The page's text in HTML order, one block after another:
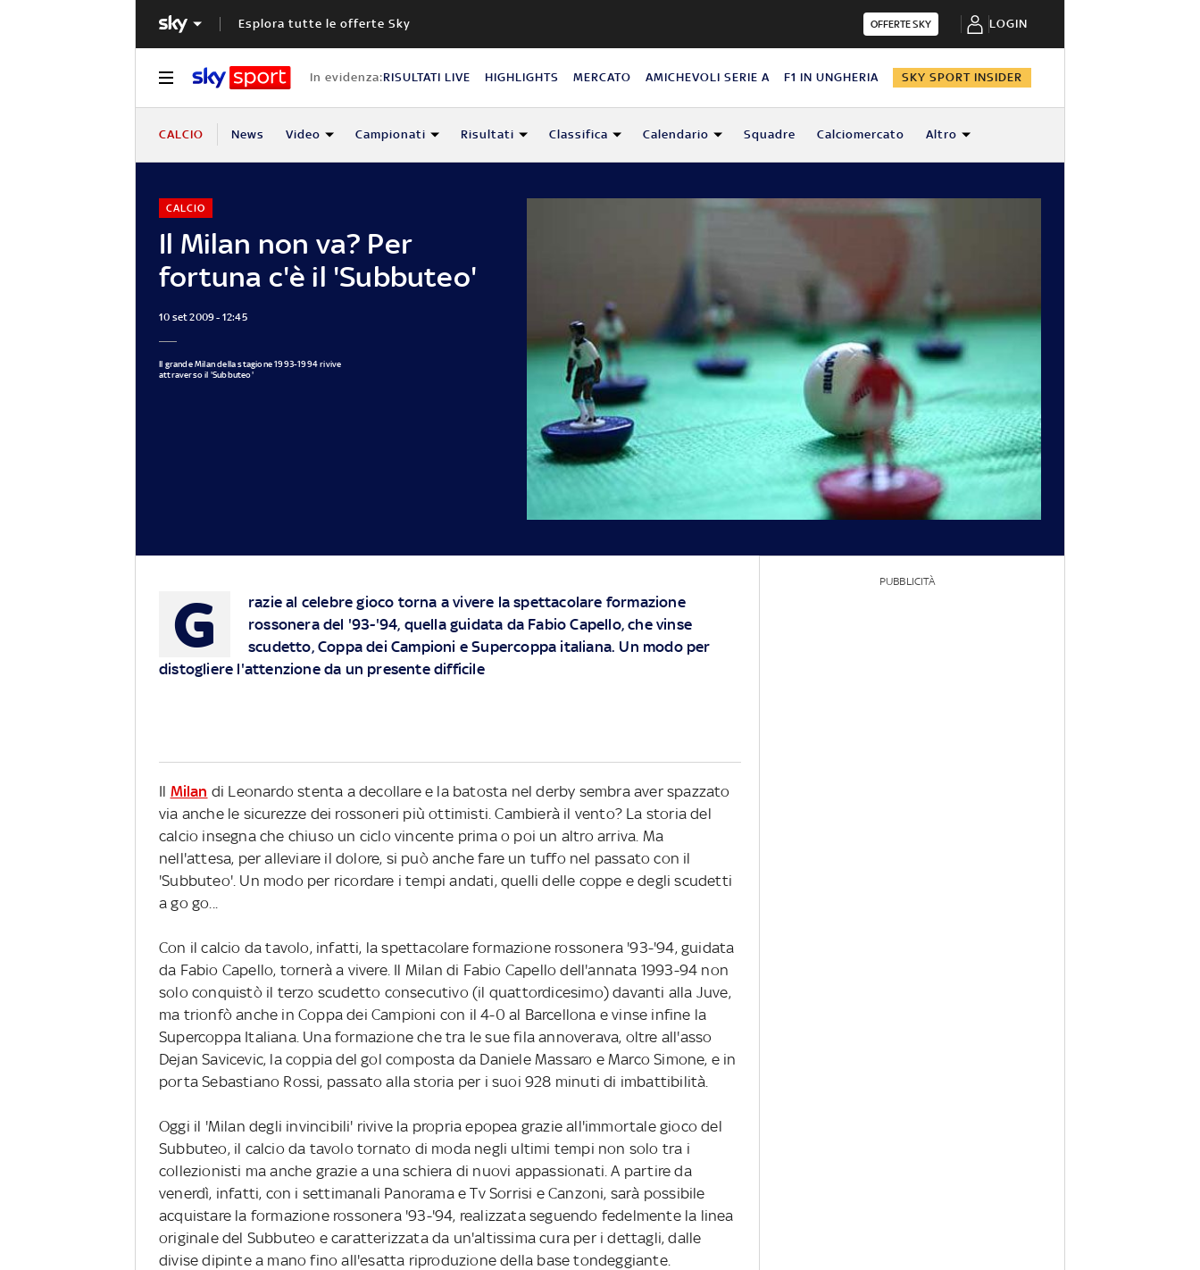
Esplora tutte le offerte Sky OFFERTE SKY LOGIN
In evidenza:RISULTATI LIVE HIGHLIGHTS MERCATO AMICHEVOLI SERIE A F1 IN UNGHERIA SKY SPORT INSIDER
CALCIO News Video Campionati Risultati Classifica Calendario Squadre Calciomercato Altro
Il Milan non va? Per
fortuna c'è il 'Subbuteo'
CALCIO
10 set 2009 - 12:45
Il grande Milan della stagione 1993-1994 rivive
attraverso il 'Subbuteo'
G
razie al celebre gioco torna a vivere la spettacolare formazione
rossonera del '93-'94, quella guidata da Fabio Capello, che vinse
scudetto, Coppa dei Campioni e Supercoppa italiana. Un modo per
distogliere l'attenzione da un presente difficile
Il Milan di Leonardo stenta a decollare e la batosta nel derby sembra aver spazzato
via anche le sicurezze dei rossoneri più ottimisti. Cambierà il vento? La storia del
calcio insegna che chiuso un ciclo vincente prima o poi un altro arriva. Ma
nell'attesa, per alleviare il dolore, si può anche fare un tuffo nel passato con il
'Subbuteo'. Un modo per ricordare i tempi andati, quelli delle coppe e degli scudetti
a go go...
Con il calcio da tavolo, infatti, la spettacolare formazione rossonera '93-'94, guidata
da Fabio Capello, tornerà a vivere. Il Milan di Fabio Capello dell'annata 1993-94 non
solo conquistò il terzo scudetto consecutivo (il quattordicesimo) davanti alla Juve,
ma trionfò anche in Coppa dei Campioni con il 4-0 al Barcellona e vinse infine la
Supercoppa Italiana. Una formazione che tra le sue fila annoverava, oltre all'asso
Dejan Savicevic, la coppia del gol composta da Daniele Massaro e Marco Simone, e in
porta Sebastiano Rossi, passato alla storia per i suoi 928 minuti di imbattibilità.
Oggi il 'Milan degli invincibili' rivive la propria epopea grazie all'immortale gioco del
Subbuteo, il calcio da tavolo tornato di moda negli ultimi tempi non solo tra i
collezionisti ma anche grazie a una schiera di nuovi appassionati. A partire da
venerdì, infatti, con i settimanali Panorama e Tv Sorrisi e Canzoni, sarà possibile
acquistare la formazione rossonera '93-'94, realizzata seguendo fedelmente la linea
originale del Subbuteo e caratterizzata da un'altissima cura per i dettagli, dalle
divise dipinte a mano fino all'esatta riproduzione della base tondeggiante.
PUBBLICITÀ